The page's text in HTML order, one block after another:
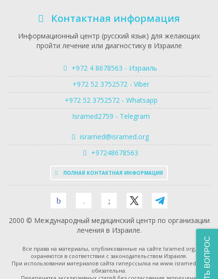
Контактная информация
Информационный центр (русский язык) для желающих
пройти лечение или диагностику в Израиле
+972 4 8678563 - Израиль
+972 52 3752572 - Viber
+972 52 3752572 - Whatsapp
Isramed2759 - Telegram
isramed@isramed.org
+97248678563
ПОЛНАЯ КОНТАКТНАЯ ИНФОРМАЦИЯ
2000 © Международный медицинский центр по организации
лечения в Израиле.
Все права на материалы, опубликованные на сайте Isramed.org,
охраняются в соответствии с законодательством Израиля.
При использовании материалов сайта гиперссылка на www.isramed.org
обязательна.